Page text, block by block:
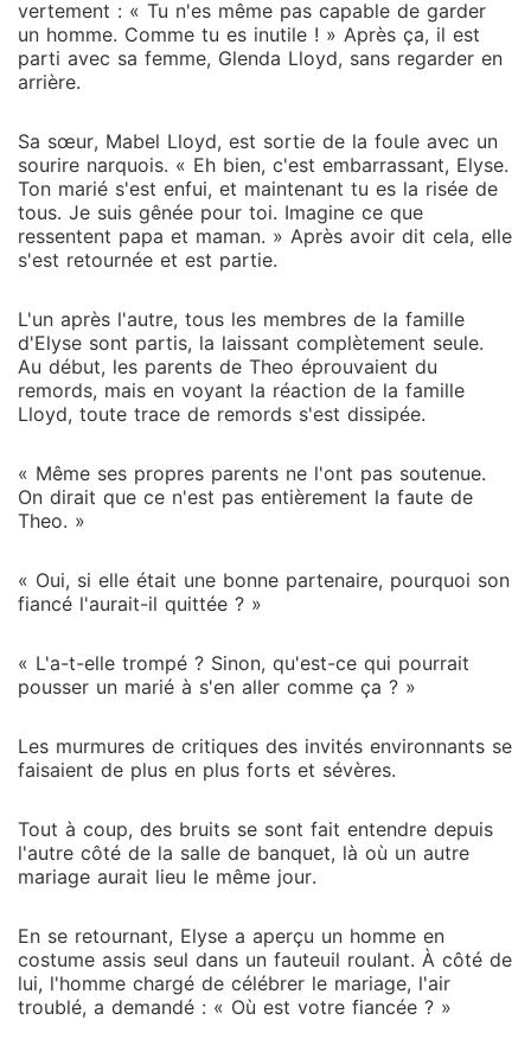
vertement : « Tu n'es même pas capable de garder
un homme. Comme tu es inutile ! » Après ça, il est
parti avec sa femme, Glenda Lloyd, sans regarder en
arrière.
Sa sœur, Mabel Lloyd, est sortie de la foule avec un
sourire narquois. « Eh bien, c'est embarrassant, Elyse.
Ton marié s'est enfui, et maintenant tu es la risée de
tous. Je suis gênée pour toi. Imagine ce que
ressentent papa et maman. » Après avoir dit cela, elle
s'est retournée et est partie.
L'un après l'autre, tous les membres de la famille
d'Elyse sont partis, la laissant complètement seule.
Au début, les parents de Theo éprouvaient du
remords, mais en voyant la réaction de la famille
Lloyd, toute trace de remords s'est dissipée.
« Même ses propres parents ne l'ont pas soutenue.
On dirait que ce n'est pas entièrement la faute de
Theo. »
« Oui, si elle était une bonne partenaire, pourquoi son
fiancé l'aurait-il quittée ? »
« L'a-t-elle trompé ? Sinon, qu'est-ce qui pourrait
pousser un marié à s'en aller comme ça ? »
Les murmures de critiques des invités environnants se
faisaient de plus en plus forts et sévères.
Tout à coup, des bruits se sont fait entendre depuis
l'autre côté de la salle de banquet, là où un autre
mariage aurait lieu le même jour.
En se retournant, Elyse a aperçu un homme en
costume assis seul dans un fauteuil roulant. À côté de
lui, l'homme chargé de célébrer le mariage, l'air
troublé, a demandé : « Où est votre fiancée ? »